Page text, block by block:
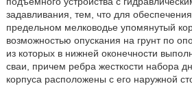
задавливания, тем, что для
предельном мелководье упомянутый
возможностью опускания на грунт по
из которых в нижней оконечности
сваи, причем ребра жесткости набора
корпуса расположены с его наружной